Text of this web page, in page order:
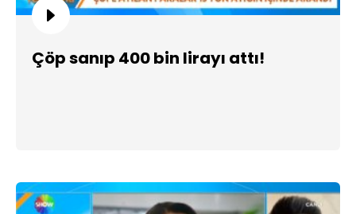
Çöp sanıp 400 bin lirayı attı!